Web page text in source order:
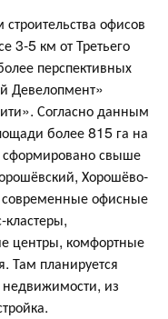
офисов
3-5 км от Третьего
перспективных
Девелопмент»
Согласно данным
более 815 га на
сформировано свыше
Хорошёво-
офисные
центры, комфортные
Там планируется
недвижимости, из